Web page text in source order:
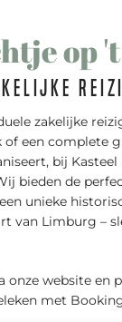
op
zakelijke
of een complete
bij
bieden de
unieke
van Limburg –
onze website en
met